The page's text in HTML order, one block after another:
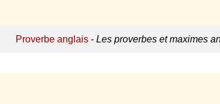
Proverbe anglais - Les proverbes et maximes